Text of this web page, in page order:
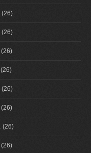
(26)
(26)
(26)
(26)
(26)
(26)
(26)
(26)